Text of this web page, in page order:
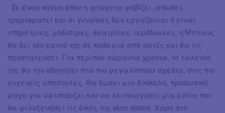
Σε έναν κόσμο όπου η φτώχεια φοβίζει, απωθεί,
τρομοκρατεί και οι γυναίκες δεν εργάζονται ή είναι
υπηρέτριες, μοδίστρες, θεατρίνες, ιερόδουλες, η Μπλανς
θα δει τον εαυτό της σε καθεμιά από αυτές και θα τις
προστατεύσει. Για περίπου σαράντα χρόνια, το ταλέντο
της θα την οδηγήσει στα πιο μεγαλόπνοα σχέδια, στις πιο
ευγενείς αποστολές. Θα δώσει μια δύσκολη, προσωπική
μάχη για να υπάρξει και να λειτουργήσει μία εστία που
θα φιλοξενήσει τις δικές της slum sisters. Χάρη στο